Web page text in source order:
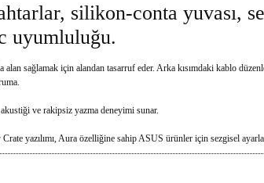
silikon-conta yuvası,
uyumluluğu.
sağlamak için alandan tasarruf eder. Arka kısımdaki kablo
ve rakipsiz yazma deneyimi sunar.
yazılımı, Aura özelliğine sahip ASUS ürünler için sezgisel